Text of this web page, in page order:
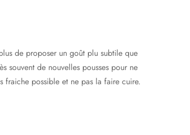
de proposer un goût plu subtile que
souvent de nouvelles pousses pour ne
fraiche possible et ne pas la faire cuire.